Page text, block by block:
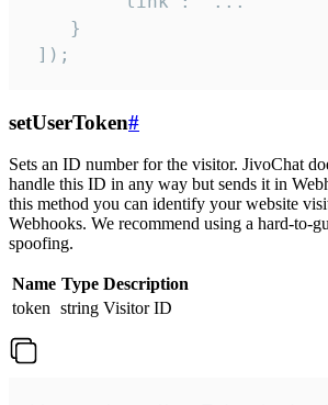
    }
]);
setUserToken#
Sets an ID number for the visitor. JivoChat
handle this ID in any way but sends it in
this method you can identify your website
Webhooks. We recommend using a hard-to-
spoofing.
Name Type Description
token string Visitor ID